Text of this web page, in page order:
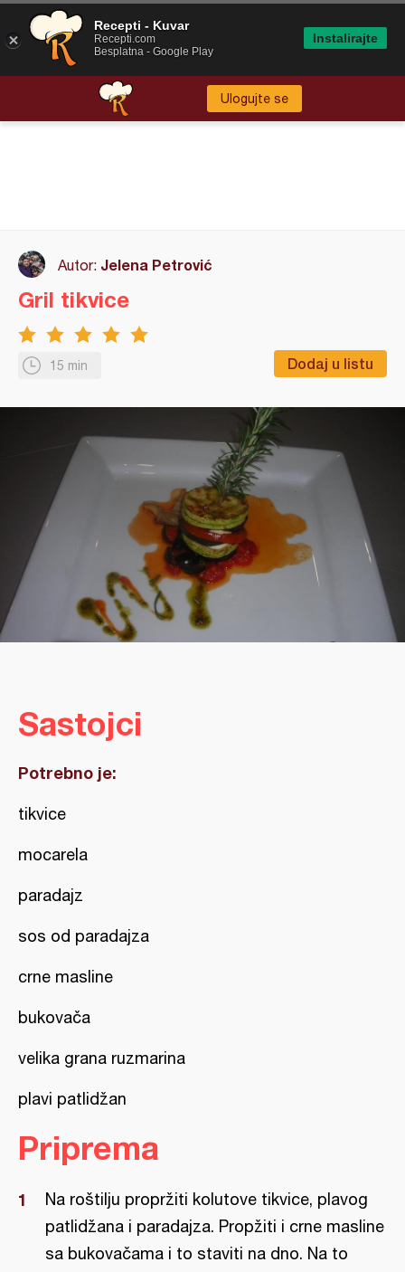
Ulogujte se
Autor: Jelena Petrović
15 min Dodaj u listu
Gril tikvice
Sastojci
Potrebno je:
tikvice
mocarela
paradajz
sos od paradajza
crne masline
bukovača
velika grana ruzmarina
plavi patlidžan
Priprema
Na roštilju propržiti kolutove tikvice, plavog
patlidžana i paradajza. Propžiti i crne masline
sa bukovačama i to staviti na dno. Na to
Recepti - Kuvar
Recepti.com
Besplatna - Google Play
Instalirajte